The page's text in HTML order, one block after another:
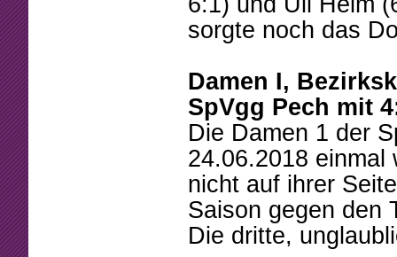
sorgte noch das
Damen I,
SpVgg Pech mit
Die Damen 1 der
24.06.2018
nicht auf ihrer
Saison gegen den
Die dritte,